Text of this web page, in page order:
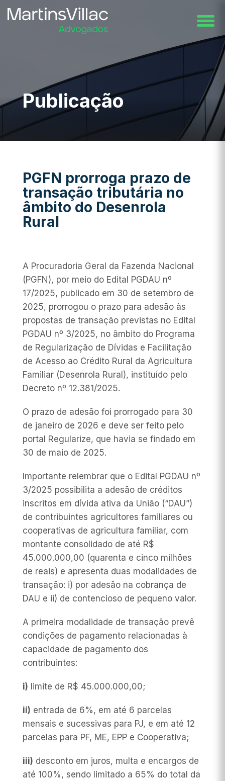
Publicação
PGFN prorroga prazo de
transação tributária no
âmbito do Desenrola
Rural
A Procuradoria Geral da Fazenda Nacional
(PGFN), por meio do Edital PGDAU nº
17/2025, publicado em 30 de setembro de
2025, prorrogou o prazo para adesão às
propostas de transação previstas no Edital
PGDAU nº 3/2025, no âmbito do Programa
de Regularização de Dívidas e Facilitação
de Acesso ao Crédito Rural da Agricultura
Familiar (Desenrola Rural), instituído pelo
Decreto nº 12.381/2025.
O prazo de adesão foi prorrogado para 30
de janeiro de 2026 e deve ser feito pelo
portal Regularize, que havia se findado em
30 de maio de 2025.
Importante relembrar que o Edital PGDAU nº
3/2025 possibilita a adesão de créditos
inscritos em dívida ativa da União (“DAU”)
de contribuintes agricultores familiares ou
cooperativas de agricultura familiar, com
montante consolidado de até R$
45.000.000,00 (quarenta e cinco milhões
de reais) e apresenta duas modalidades de
transação: i) por adesão na cobrança de
DAU e ii) de contencioso de pequeno valor.
A primeira modalidade de transação prevê
condições de pagamento relacionadas à
capacidade de pagamento dos
contribuintes:
i) limite de R$ 45.000.000,00;
ii) entrada de 6%, em até 6 parcelas
mensais e sucessivas para PJ, e em até 12
parcelas para PF, ME, EPP e Cooperativa;
iii) desconto em juros, multa e encargos de
até 100%, sendo limitado a 65% do total da